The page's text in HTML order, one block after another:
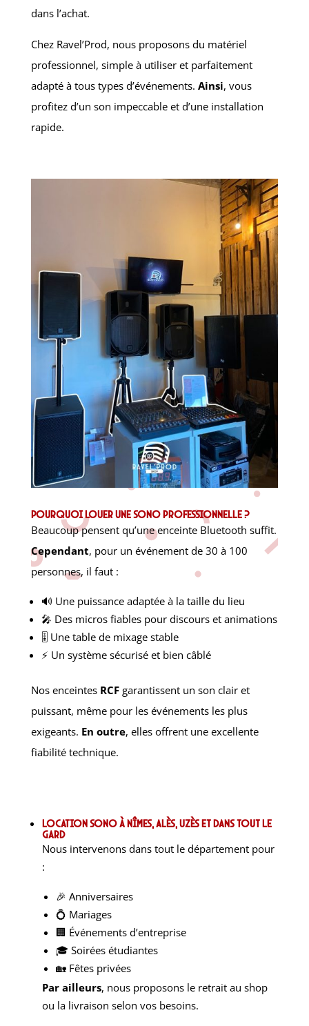
dans l’achat.
Chez Ravel’Prod, nous proposons du matériel
professionnel, simple à utiliser et parfaitement
adapté à tous types d’événements. Ainsi, vous
profitez d’un son impeccable et d’une installation
rapide.
Pourquoi louer une sono professionnelle ?
Beaucoup pensent qu’une enceinte Bluetooth suffit.
Cependant, pour un événement de 30 à 100
personnes, il faut :
🔊 Une puissance adaptée à la taille du lieu
🎤 Des micros fiables pour discours et animations
🎚️ Une table de mixage stable
⚡ Un système sécurisé et bien câblé
Nos enceintes RCFgarantissent un son clair et
puissant, même pour les événements les plus
exigeants. En outre, elles offrent une excellente
fiabilité technique.
Location sono à Nîmes, Alès, Uzès et dans tout le
Gard
Nous intervenons dans tout le département pour
:
🎉 Anniversaires
💍 Mariages
🏢 Événements d’entreprise
🎓 Soirées étudiantes
🏡 Fêtes privées
Par ailleurs, nous proposons le retrait au shop
ou la livraison selon vos besoins.